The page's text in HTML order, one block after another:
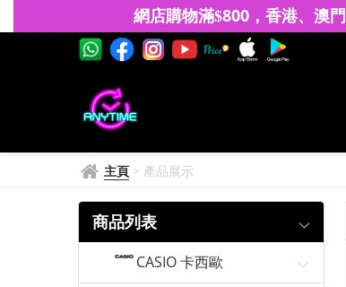
網店購物滿$800， 香港、澳門
主頁 > 產品展示
商品列表
CASIO 卡西歐